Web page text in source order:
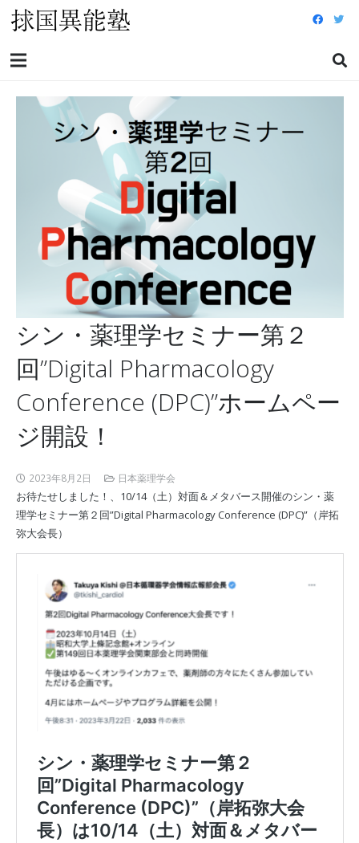
シン・薬理学セミナー第２
回”Digital Pharmacology
Conference (DPC)”ホームペー
ジ開設！
2023年8月2日 日本薬理学会
お待たせしました！、10/14（土）対面＆メタバース開催のシン・薬
理学セミナー第２回”Digital Pharmacology Conference (DPC)”（岸拓
弥大会長）